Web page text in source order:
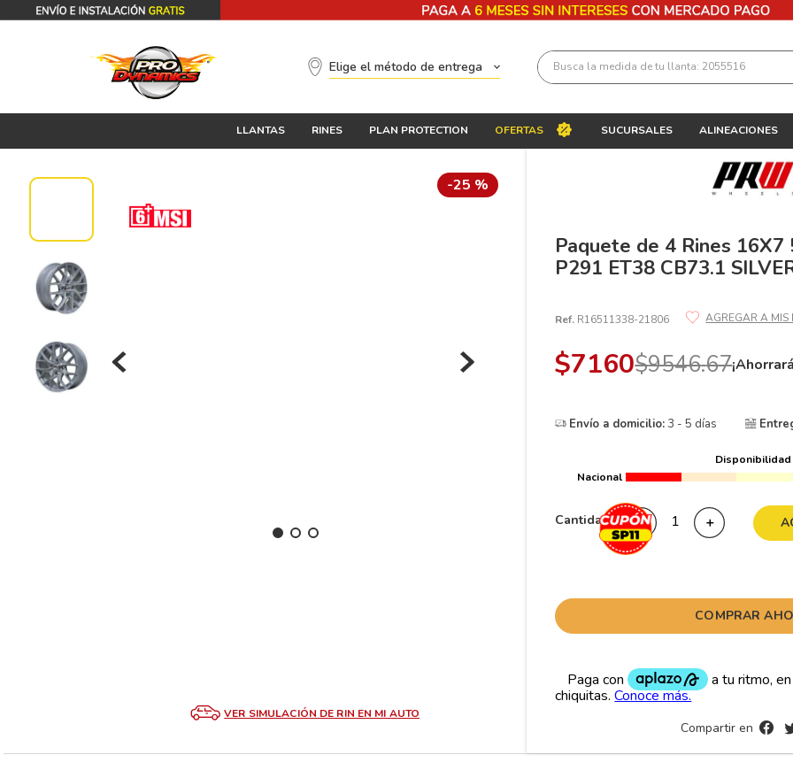
Elige el método de entrega Busca la medida de tu llanta: 2055516
LLANTAS RINES PLAN PROTECTION OFERTAS SUCURSALES ALINEACIONES
-25 %
VER SIMULACIÓN DE RIN EN MI AUTO
Paquete de 4 Rines
P291 ET38 CB73.1
Ref. R16511338-21806
$7160$9546.67
Envío a domicilio:3 - 5 días
Disponibilidad
Nacional
Cantidad ＋
－
COMPRAR
Compartir en
Términos más buscados
195 65 15